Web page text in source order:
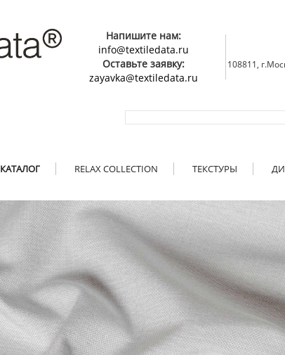
Напишите нам:
info@textiledata.ru
Оставьте заявку:
zayavka@textiledata.ru
108811,
КАТАЛОГ RELAX COLLECTION ТЕКСТУРЫ